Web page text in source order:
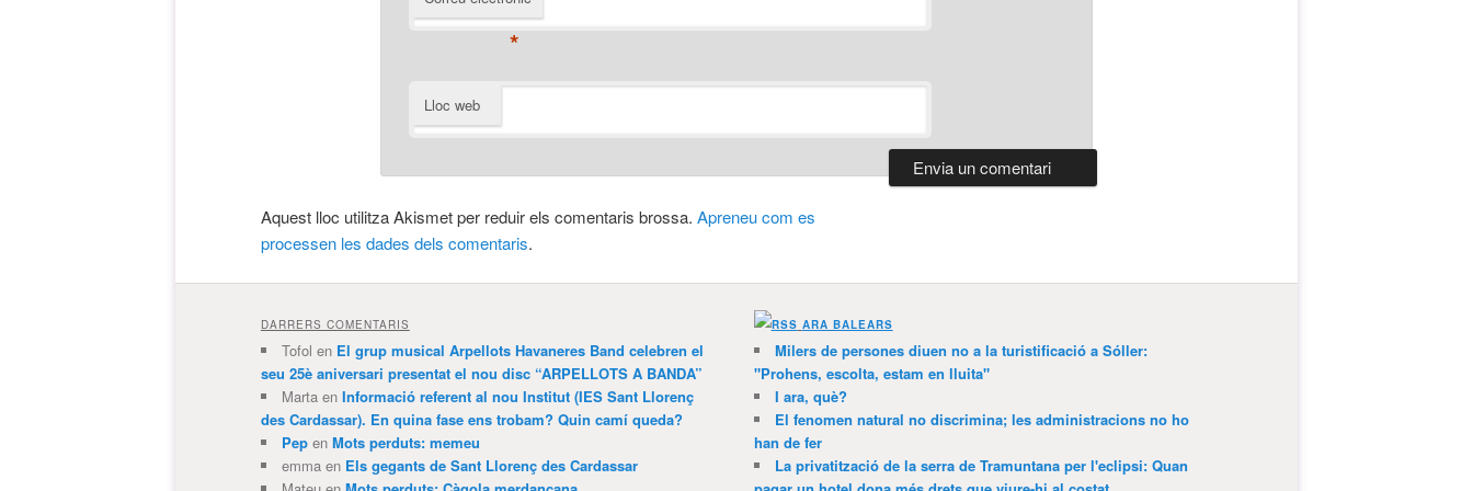
*
Lloc web
Aquest lloc utilitza Akismet per reduir els comentaris brossa. Apreneu com es
processen les dades dels comentaris.
DARRERS COMENTARIS
Tofol en El grup musical Arpellots Havaneres Band celebren el
seu 25è aniversari presentat el nou disc “ARPELLOTS A BANDA”
Martaen Informació referent al nou Institut (IES Sant Llorenç
des Cardassar). En quina fase ens trobam? Quin camí queda?
Pepen Mots perduts: memeu
emmaen Els gegants de Sant Llorenç des Cardassar
ARA BALEARS
Milers de persones diuen no a la turistificació a Sóller:
"Prohens, escolta, estam en lluita"
I ara, què?
El fenomen natural no discrimina; les administracions no ho
han de fer
La privatització de la serra de Tramuntana per l'eclipsi: Quan